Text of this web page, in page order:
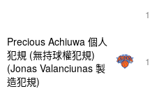
Precious Achiuwa 個人
犯規 (無持球權犯規)
(Jonas Valanciunas 製
造犯規)